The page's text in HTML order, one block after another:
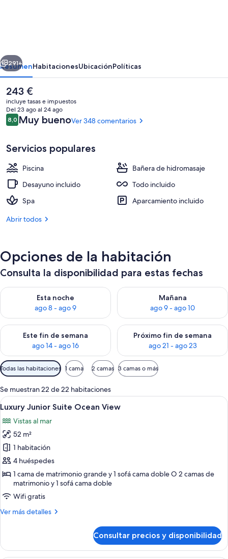
Autograph
Collection
All-
Inclusive
Resort
Casino
Newly
Renovated
8 piscinas al aire libre, sombrillas,
Siguiente
291+
ResumenHabitacionesUbicaciónPolíticas
El
precio
actual
es
de
243 €
incluye tasas e impuestos
Del 23 ago al 24 ago
Comentarios
8,08,0 de 10
Muy buenoVer 348 comentarios
Servicios populares
Piscina
Bañera de hidromasaje
Desayuno incluido
Todo incluido
Spa
Aparcamiento incluido
Abrir todos
Opciones de la habitación
Consulta la disponibilidad para estas fechas
Esta noche
ago 8 - ago 9
Consulta la disponibilidad para esta noche, ago 8 - ago 9
Mañana
ago 9 - ago 10
Consulta la disponibilidad
Este fin de semana
ago 14 - ago 16
Consulta la disponibilidad para este fin de semana, ago 14 -
Próximo fin de semana
ago 21 - ago 23
Consulta la disponibilidad
Filtros
disponibles
para
las
habitaciones
Todas las habitaciones 1 cama 2 camas 3 camas o más
Se muestran 22 de 22 habitaciones
Abrir
todas
las
fotos
de
Luxury
Junior
Suite
Ocean
View
Una habitación de hotel moderna
5
Luxury Junior Suite Ocean View
Vistas al mar
52 m²
1 habitación
4 huéspedes
1 cama de matrimonio grande y 1 sofá cama doble O 2 camas de
matrimonio y 1 sofá cama doble
Wifi gratis
Ver más detalles
Más
Junior
Suite
Consultar precios y disponibilidad